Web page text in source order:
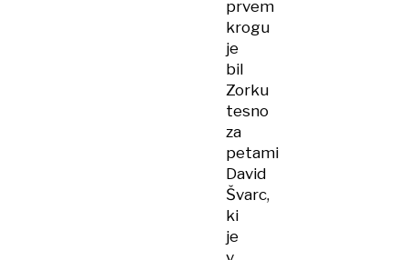
prvem
krogu
je
bil
Zorku
tesno
za
petami
David
Švarc,
ki
je